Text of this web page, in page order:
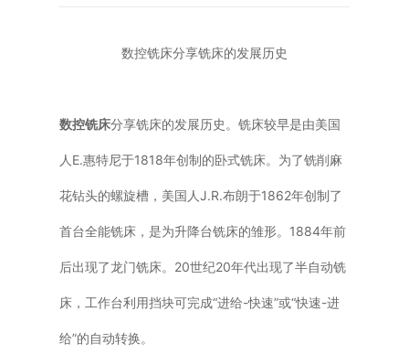
普通铣床
专用机床
其他机床
数控铣床分享铣床的发展历史
数控铣床分享铣床的发展历史。铣床较早是由美国
人E.惠特尼于1818年创制的卧式铣床。为了铣削麻
花钻头的螺旋槽，美国人J.R.布朗于1862年创制了
首台全能铣床，是为升降台铣床的雏形。1884年前
后出现了龙门铣床。20世纪20年代出现了半自动铣
床，工作台利用挡块可完成“进给-快速”或“快速-进
给”的自动转换。